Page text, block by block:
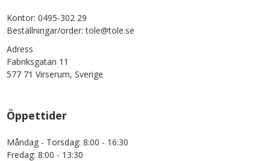
Kontor: 0495-302 29
Beställningar/order: tole@tole.se
Adress
Fabriksgatan 11
577 71 Virserum, Sverige
Öppettider
Måndag - Torsdag: 8:00 - 16:30
Fredag: 8:00 - 13:30